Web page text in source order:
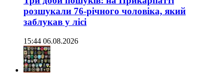
розшукали 76-річного чоловіка, який
заблукав у лісі
15:44 06.08.2026